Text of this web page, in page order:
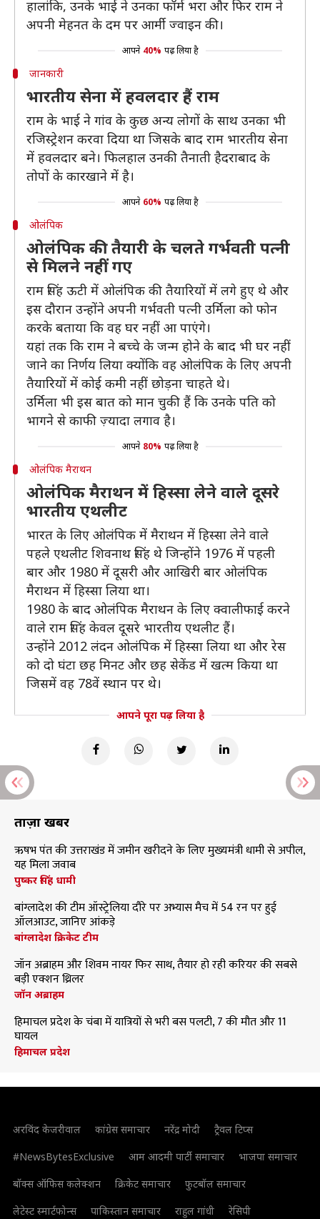
हालांकि, उनके भाई ने उनका फॉर्म भरा और फिर राम ने
अपनी मेहनत के दम पर आर्मी ज्वाइन की।
आपने 40% पढ़ लिया है
जानकारी
भारतीय सेना में हवलदार हैं राम
राम के भाई ने गांव के कुछ अन्य लोगों के साथ उनका भी
रजिस्ट्रेशन करवा दिया था जिसके बाद राम भारतीय सेना
में हवलदार बने। फिलहाल उनकी तैनाती हैदराबाद के
तोपों के कारखाने में है।
आपने 60% पढ़ लिया है
ओलंपिक
ओलंपिक की तैयारी के चलते गर्भवती पत्नी
से मिलने नहीं गए
राम सिंह ऊटी में ओलंपिक की तैयारियों में लगे हुए थे और
इस दौरान उन्होंने अपनी गर्भवती पत्नी उर्मिला को फोन
करके बताया कि वह घर नहीं आ पाएंगे।
यहां तक कि राम ने बच्चे के जन्म होने के बाद भी घर नहीं
जाने का निर्णय लिया क्योंकि वह ओलंपिक के लिए अपनी
तैयारियों में कोई कमी नहीं छोड़ना चाहते थे।
उर्मिला भी इस बात को मान चुकी हैं कि उनके पति को
भागने से काफी ज़्यादा लगाव है।
आपने 80% पढ़ लिया है
ओलंपिक मैराथन
ओलंपिक मैराथन में हिस्सा लेने वाले दूसरे
भारतीय एथलीट
भारत के लिए ओलंपिक में मैराथन में हिस्सा लेने वाले
पहले एथलीट शिवनाथ सिंह थे जिन्होंने 1976 में पहली
बार और 1980 में दूसरी और आखिरी बार ओलंपिक
मैराथन में हिस्सा लिया था।
1980 के बाद ओलंपिक मैराथन के लिए क्वालीफाई करने
वाले राम सिंह केवल दूसरे भारतीय एथलीट हैं।
उन्होंने 2012 लंदन ओलंपिक में हिस्सा लिया था और रेस
को दो घंटा छह मिनट और छह सेकेंड में खत्म किया था
जिसमें वह 78वें स्थान पर थे।
आपने पूरा पढ़ लिया है
ताज़ा खबरें
ऋषभ पंत की उत्तराखंड में जमीन खरीदने के लिए मुख्यमंत्री धामी से अपील,
यह मिला जवाब
पुष्कर सिंह धामी
बांग्लादेश की टीम ऑस्ट्रेलिया दौरे पर अभ्यास मैच में 54 रन पर हुई
ऑलआउट, जानिए आंकड़े
बांग्लादेश क्रिकेट टीम
जॉन अब्राहम और शिवम नायर फिर साथ, तैयार हो रही करियर की सबसे
बड़ी एक्शन थ्रिलर
जॉन अब्राहम
हिमाचल प्रदेश के चंबा में यात्रियों से भरी बस पलटी, 7 की मौत और 11
घायल
हिमाचल प्रदेश
अरविंद केजरीवाल कांग्रेस समाचार नरेंद्र मोदी
ट्रैवल टिप्स
#NewsBytesExclusive
आम आदमी पार्टी समाचार
भाजपा समाचार
बॉक्स ऑफिस कलेक्शन
क्रिकेट समाचार
फुटबॉल समाचार
लेटेस्ट स्मार्टफोन्स
पाकिस्तान समाचार राहुल गांधी रेसिपी